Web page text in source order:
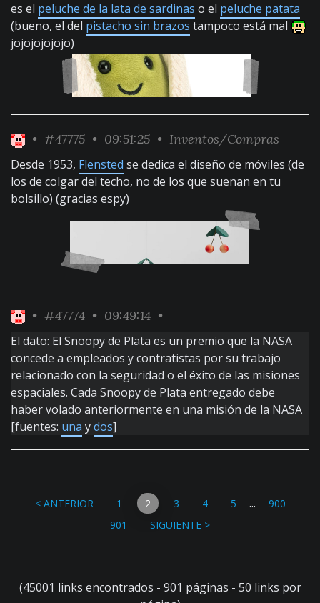
es el peluche de la lata de sardinas o el peluche patata
(bueno, el del pistacho sin brazos tampoco está mal
jojojojojojo)
• #47775 • 09:51:25 • Inventos/Compras
Desde 1953, Flensted se dedica el diseño de móviles (de
los de colgar del techo, no de los que suenan en tu
bolsillo) (gracias espy)
• #47774 • 09:49:14 •
El dato: El Snoopy de Plata es un premio que la NASA
concede a empleados y contratistas por su trabajo
relacionado con la seguridad o el éxito de las misiones
espaciales. Cada Snoopy de Plata entregado debe
haber volado anteriormente en una misión de la NASA
[fuentes: una ydos]
< ANTERIOR 1 2 3 4 5 ...
900
901
SIGUIENTE >
(45001 links encontrados - 901 páginas - 50 links por